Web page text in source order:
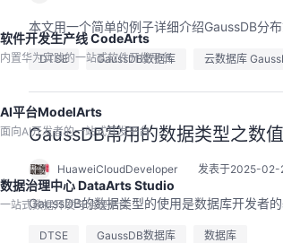
软件开发生产线 CodeArts
内置华为实践的一站式软件开发平台
AI平台ModelArts
面向AI开发者的一站式开发平台
数据治理中心 DataArts Studio
一站式数据开发与治理平台
本文用一个简单的例子详细介绍GaussDB分
DTSE GaussDB数据库 云数据库
GaussDB常用的数据类型之数
HuaweiCloudDeveloper 发表于2025-02-
GaussDB的数据类型的使用是数据库开发者
DTSE GaussDB数据库 数据库